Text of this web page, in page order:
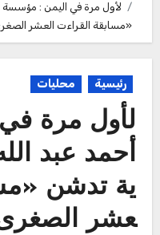
لأول مرة في اليمن : مؤسسة
«مسابقة القراءت العشر
رئيسية محليات
لأول مرة
أحمد عبد
ية تدشن
عشر